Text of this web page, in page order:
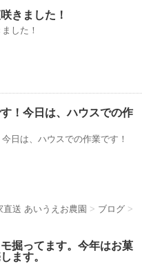
きました！
した！
！今日は、ハウスでの作
日は、ハウスでの作業です！
送 あいうえお農園 > ブログ >
掘ってます。今年はお菓
ます。